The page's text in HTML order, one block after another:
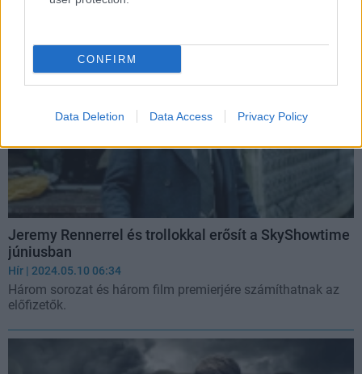
CONFIRM
Data Deletion Data Access Privacy Policy
Jeremy Rennerrel és trollokkal erősít a SkyShowtime
júniusban
Hír | 2024.05.10 06:34
Három sorozat és három film premierjére számíthatnak az
előfizetők.